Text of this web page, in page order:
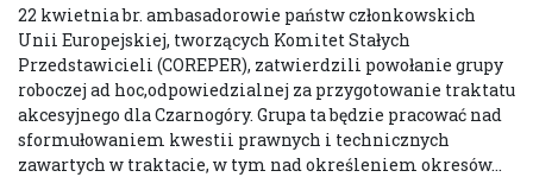
22 kwietnia br. ambasadorowie państw członkowskich
Unii Europejskiej, tworzących Komitet Stałych
Przedstawicieli (COREPER), zatwierdzili powołanie grupy
roboczej ad hoc,odpowiedzialnej za przygotowanie traktatu
akcesyjnego dla Czarnogóry. Grupa ta będzie pracować nad
sformułowaniem kwestii prawnych i technicznych
zawartych w traktacie, w tym nad określeniem okresów...